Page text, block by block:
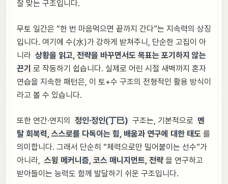
잘 맞는 구조입니다.
무토 일간은 “한 번 마음먹으면 끝까지 간다”는 지속력의 상징
입니다. 여기에 수(水)가 강하게 받쳐주니, 단순한 고집이 아
니라 상황을 읽고, 전략을 바꾸면서도 목표는 포기하지 않는
끈기 로 작동하기 쉽습니다. 실제로 어린 시절 새벽까지 혼자
연습을 지속한 패턴은, 이 토+수 구조의 전형적인 활용 방식이
라고 볼 수 있습니다.
또한 연간·연지의 정인·정인(丁巳) 구조는, 기본적으로 멘
탈 회복력, 스스로를 다독이는 힘, 배움과 연구에 대한 태도 를
의미합니다. 그래서 단순히 “체력으로만 밀어붙이는 선수”가
아니라, 스윙 메커니즘, 코스 매니지먼트, 전략 을 연구하고
받아들이는 능력도 함께 발달하기 쉬운 구조입니다.